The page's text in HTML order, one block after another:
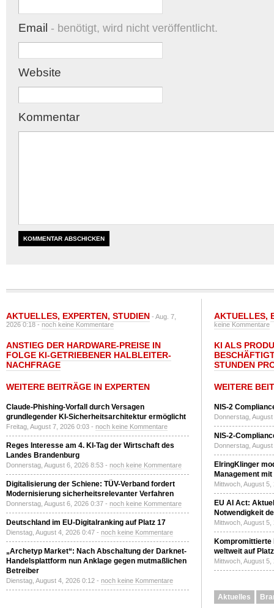
Email - benötigt, wird nicht veröffentlicht.
Website
Kommentar
AKTUELLES, EXPERTEN, STUDIEN - Aug. 7,
2026 0:18 -noch keine Kommentare
ANSTIEG DER HARDWARE-PREISE IN
FOLGE KI-GETRIEBENER HALBLEITER-
NACHFRAGE
WEITERE BEITRÄGE IN EXPERTEN
Claude-Phishing-Vorfall durch Versagen
grundlegender KI-Sicherheitsarchitektur ermöglicht
Freitag, August 7, 2026 0:03 - noch keine Kommentare
Reges Interesse am 4. KI-Tag der Wirtschaft des
Landes Brandenburg
Donnerstag, August 6, 2026 8:53 - noch keine Kommentare
Digitalisierung der Schiene: TÜV-Verband fordert
Modernisierung sicherheitsrelevanter Verfahren
Donnerstag, August 6, 2026 0:37 - noch keine Kommentare
Deutschland im EU-Digitalranking auf Platz 17
Dienstag, August 4, 2026 0:47 - noch keine Kommentare
„Archetyp Market“: Nach Abschaltung der Darknet-
Handelsplattform nun Anklage gegen mutmaßlichen
Betreiber
Dienstag, August 4, 2026 0:12 - noch keine Kommentare
AKTUELLES,
keine Kommentare
KI ALS
STUNDEN
WEITERE
NIS-2
Donnerstag,
NIS-2-
Donnerstag,
ElringKlinger
Management
Mittwoch, August
EU AI Act:
Notwendigkeit
Mittwoch, August
Kompromittierte
weltweit auf
Mittwoch, August
Aktuelles